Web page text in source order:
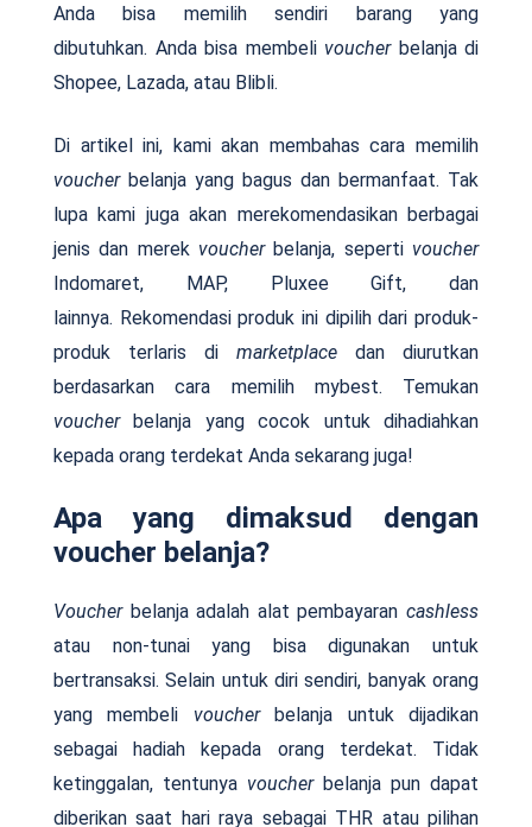
Anda bisa memilih sendiri barang yang
dibutuhkan. Anda bisa membeli voucherbelanja di
Shopee, Lazada, atau Blibli.
Di artikel ini, kami akan membahas cara memilih
voucherbelanja yang bagus dan bermanfaat. Tak
lupa kami juga akan merekomendasikan berbagai
jenis dan merek voucherbelanja, seperti voucher
Indomaret, MAP, Pluxee Gift, dan
lainnya. Rekomendasi produk ini dipilih dari produk-
produk terlaris di marketplace dan diurutkan
berdasarkan cara memilih mybest. Temukan
voucherbelanja yang cocok untuk dihadiahkan
kepada orang terdekat Anda sekarang juga!
Apa yang dimaksud dengan
voucher belanja?
Voucher belanja adalah alat pembayarancashless
atau non-tunai yang bisa digunakan untuk
bertransaksi. Selain untuk diri sendiri, banyak orang
yang membeli voucherbelanja untuk dijadikan
sebagai hadiah kepada orang terdekat. Tidak
ketinggalan, tentunya voucher belanja pun dapat
diberikan saat hari raya sebagai THR atau pilihan